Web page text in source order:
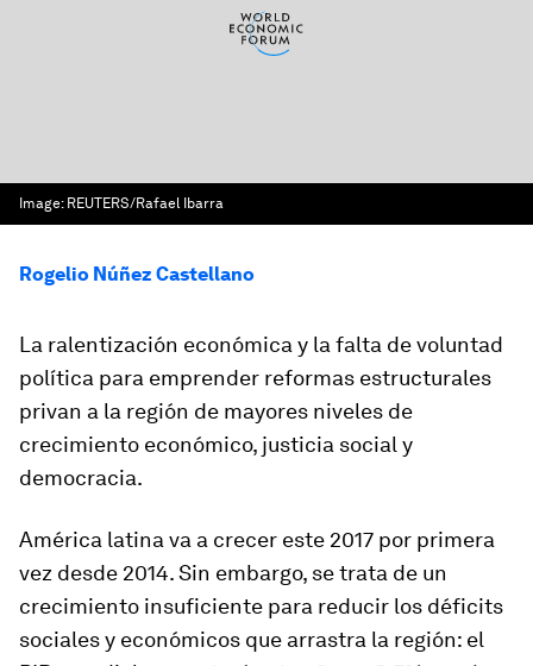
Image: REUTERS/Rafael Ibarra
Rogelio Núñez Castellano
La ralentización económica y la falta de voluntad
política para emprender reformas estructurales
privan a la región de mayores niveles de
crecimiento económico, justicia social y
democracia.
América latina va a crecer este 2017 por primera
vez desde 2014. Sin embargo, se trata de un
crecimiento insuficiente para reducir los déficits
sociales y económicos que arrastra la región: el